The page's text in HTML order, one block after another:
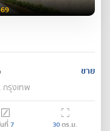
ขาย
กรุงเทพ
ที่7 30ตร.ม.